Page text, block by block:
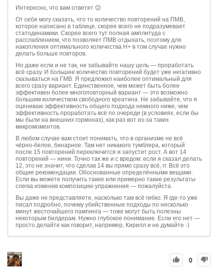
Интересно, что вам ответят 😉
От себя могу сказать, что то количество повторений на ПМВ,
которое написано в таблице, скорее всего не подразумевает
статодинамики. Скорее всего тут полная амплитуда с
расслаблением, что позволяет ПМВ отдыхать, поэтому для
накопления оптимального количества Н+ в том случае нужно
делать больше повторов.
Но даже если и не так, не забывайте нашу цель — проработать
всё сразу. И большее количество повторений будет уже негативно
сказываться на ГМВ. Я предложил наиболее оптимальный для
всего сразу вариант. Единственное, чем может быть более
эффективен более многоповторный вариант — это возможно
большим количеством свободного креатина. Не забывайте, что я
оцениваю эффективность общего подхода немного ниже, чем
эффективность проработать всё по очереди (в условиях, если бы
мы были на внешних гормонах), как раз вот из-за таких
микромоментов.
В любом случае вам стоит понимать, что в организме не всё
чёрно-белое, бинарное. Там нет никакого тумблера, который
после 15 повторений переключится и запустит рост. А вот 14
повторений — нини. Точно так же и с вредом: если я сказал делать
12, это не значит, что сделав 14 вы прямо сразу всё, гг. Всё это
общие рекомендации. Обоснованные определёнными вещами.
Если вы можете получить такие или примерно такие результаты
слегка изменив композицию упражнения — пожалуйста.
Вы даже не представляете, насколько там всё гибко. Я где-то уже
писал подробно, почему убийственные подходы по несколько
минут жесточайшего пампинга — тоже могут быть полезны
некоторым билдерам. Нужно глубокое понимание. Если его нет —
просто делайте как говорит, например, Кирилл и не думайте -)
0